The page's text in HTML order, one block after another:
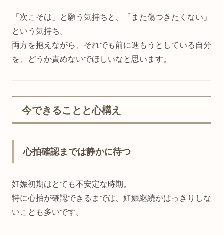
「次こそは」と願う気持ちと、「また傷つきたくない」
という気持ち。
両方を抱えながら、それでも前に進もうとしている自分
を、どうか責めないでほしいなと思います。
今できることと心構え
心拍確認までは静かに待つ
妊娠初期はとても不安定な時期。
特に心拍が確認できるまでは、妊娠継続がはっきりしな
いことも多いです。